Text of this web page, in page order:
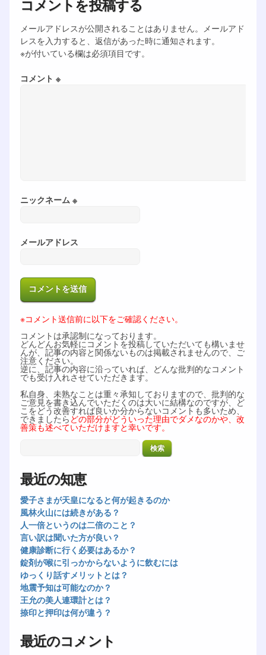
コメントを投稿する
メールアドレスが公開されることはありません。メールアド
レスを入力すると、返信があった時に通知されます。
※が付いている欄は必須項目です。
コメント ※
ニックネーム ※
メールアドレス
※コメント送信前に以下をご確認ください。
コメントは承認制になっております。
どんどんお気軽にコメントを投稿していただいても構いませ
んが、記事の内容と関係ないものは掲載されませんので、ご
注意ください。
逆に、記事の内容に沿っていれば、どんな批判的なコメント
でも受け入れさせていただきます。
私自身、未熟なことは重々承知しておりますので、批判的な
ご意見を書き込んでいただくのは大いに結構なのですが、ど
こをどう改善すれば良いか分からないコメントも多いため、
できましたら どの部分がどういった理由でダメなのかや、改
善策も述べていただけますと幸いです。
最近の知恵
愛子さまが天皇になると何が起きるのか
風林火山には続きがある？
人一倍というのは二倍のこと？
言い訳は聞いた方が良い？
健康診断に行く必要はあるか？
錠剤が喉に引っかからないように飲むには
ゆっくり話すメリットとは？
地震予知は可能なのか？
王允の美人連環計とは？
捺印と押印は何が違う？
最近のコメント